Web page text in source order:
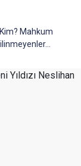
Mahkum